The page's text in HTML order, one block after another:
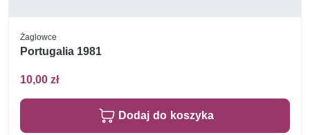
Żaglowce
Portugalia 1981
10,00 zł
Dodaj do koszyka